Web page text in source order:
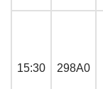
15:30 298A0